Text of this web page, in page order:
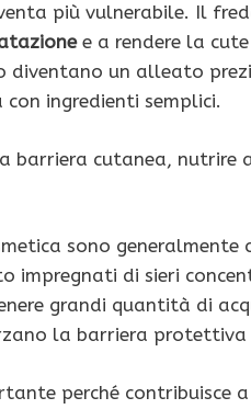
più vulnerabile. Il
e a rendere la
diventano un alleato
ingredienti semplici.
barriera cutanea,
sono
impregnati di sieri
grandi quantità di
la barriera
perché contribuisce a